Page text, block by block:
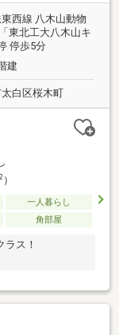
西線 八木山動物
東北工大八木山キ
停歩5分
建
白区桜木町
2）
一人暮らし
角部屋
ス！